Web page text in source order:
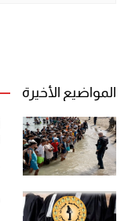
المواضيع الأخيرة